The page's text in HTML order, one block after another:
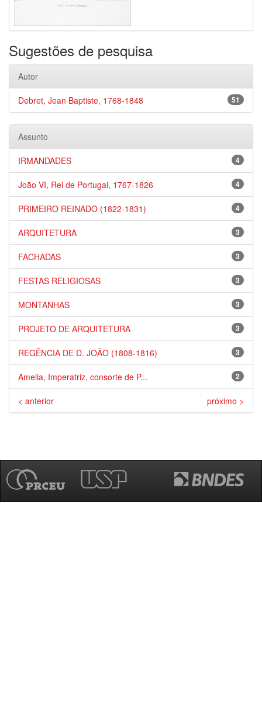
Sugestões de pesquisa
Autor
51
Debret, Jean Baptiste, 1768-1848
Assunto
4
IRMANDADES
4
João VI, Rei de Portugal, 1767-1826
4
PRIMEIRO REINADO (1822-1831)
3
ARQUITETURA
3
FACHADAS
3
FESTAS RELIGIOSAS
3
MONTANHAS
3
PROJETO DE ARQUITETURA
3
REGÊNCIA DE D. JOÃO (1808-1816)
2
Amelia, Imperatriz, consorte de P...
< anterior próximo >